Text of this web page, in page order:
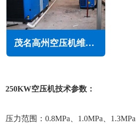
茂名高州空压机维修保养
250KW空压机技术参数：
压力范围：0.8MPa、1.0MPa、1.3MPa